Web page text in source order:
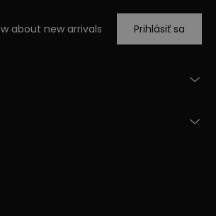
about new arrivals Prihlásiť sa